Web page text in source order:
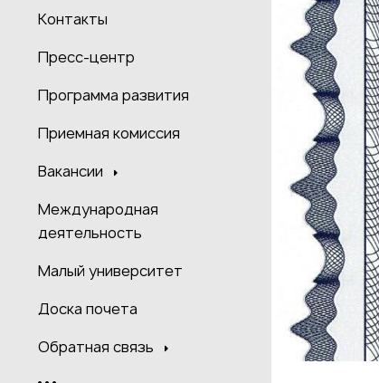
Контакты
Пресс-центр
Программа развития
Приемная комиссия
Вакансии
Международная
деятельность
Малый университет
Доска почета
Обратная связь